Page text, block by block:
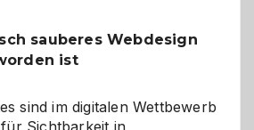
sauberes Webdesign
ist
sind im digitalen Wettbewerb